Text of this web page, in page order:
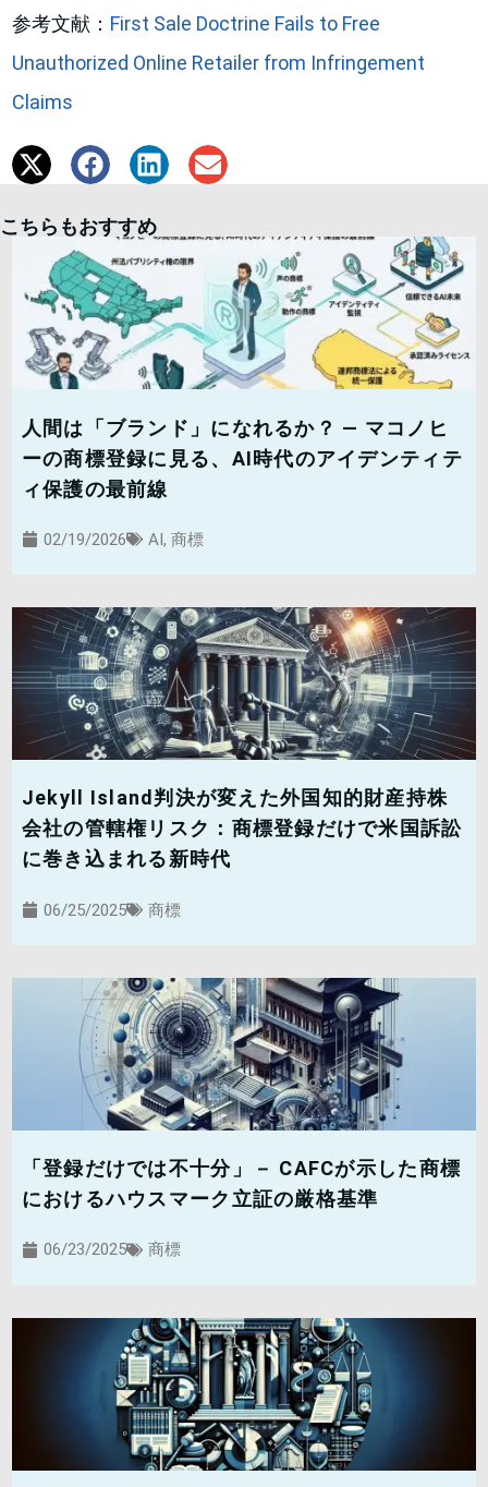
参考文献： First Sale Doctrine Fails to Free
Unauthorized Online Retailer from Infringement
Claims
こちらもおすすめ
人間は「ブランド」になれるか？ — マコノヒ
ーの商標登録に見る、AI時代のアイデンティテ
ィ保護の最前線
02/19/2026 AI, 商標
Jekyll Island判決が変えた外国知的財産持株
会社の管轄権リスク：商標登録だけで米国訴訟
に巻き込まれる新時代
06/25/2025 商標
「登録だけでは不十分」－ CAFCが示した商標
におけるハウスマーク立証の厳格基準
06/23/2025 商標